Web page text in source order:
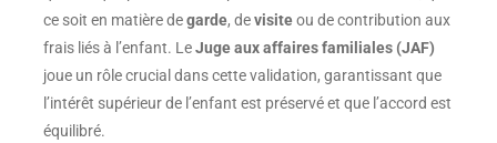
ce soit en matière degarde, devisiteou de contribution aux
frais liés à l’enfant. LeJuge aux affaires familiales (JAF)
joue un rôle crucial dans cette validation, garantissant que
l’intérêt supérieur de l’enfant est préservé et que l’accord est
équilibré.